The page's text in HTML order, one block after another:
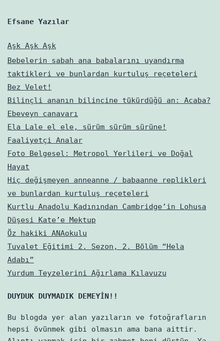
Efsane Yazılar
Aşk Aşk Aşk
Bebelerin sabah ana babalarını uyandırma
taktikleri ve bunlardan kurtuluş reçeteleri
Bez Velet!
Bilinçli ananın bilincine tükürdüğü an: Acaba?
Ebeveyn canavarı
Ela Lale el ele, sürüm sürüm sürüne!
Faaliyetçi Analar
Foto Belgesel: Metropol Yerlileri ve Doğal
Hayat
Hiç değişmeyen anneanne / babaanne replikleri
ve bunlardan kurtuluş reçeteleri
Kurtlu Anadolu Kadınından Cambridge’in Lohusa
Düşesi Kate’e Mektup
Öz hakiki ANAokulu
Tuvalet Eğitimi 2. Sezon, 2. Bölüm “Hela
Adabı”
Yurdum Teyzelerini Ağırlama Kılavuzu
DUYDUK DUYMADIK DEMEYİN!!
Bu blogda yer alan yazıların ve fotoğrafların
hepsi övünmek gibi olmasın ama bana aittir.